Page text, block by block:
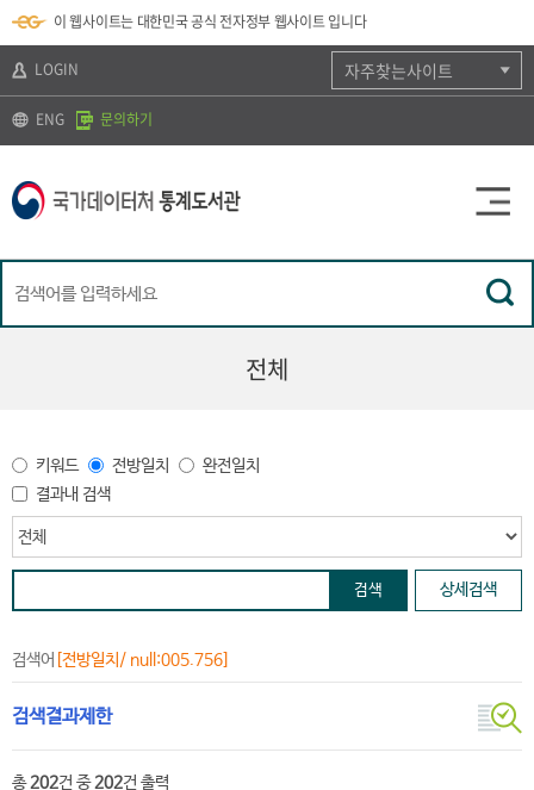
바
로
기
가
기
k
t
)
바
로
기
보
바
가
기
이 웹사이트는 대한민국 공식 전자정부 웹사이트 입니다
LOGIN
ENG 문의하기
자주찾는사이트
전체
키워드 전방일치
완전일치
결과내 검색
상세검색
검색어 [전방일치/ null:005.756]
검색결과제한
총202건 중202건 출력